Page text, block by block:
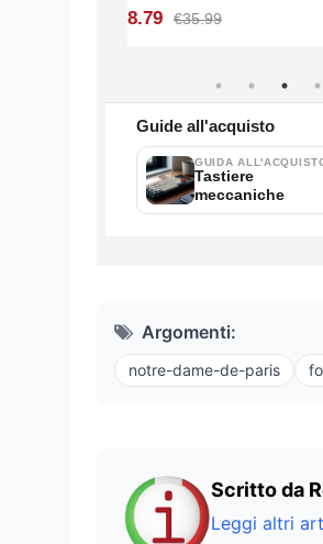
Argomenti:
notre-dame-de-paris
Scritto da
Leggi altri